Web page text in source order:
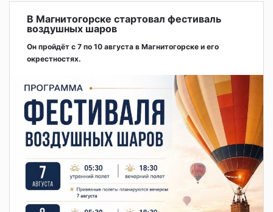
В Магнитогорске стартовал фестиваль
воздушных шаров
Он пройдёт с 7 по 10 августа в Магнитогорске и его
окрестностях.